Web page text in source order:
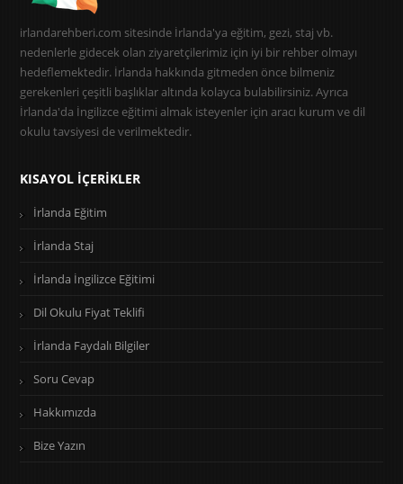
irlandarehberi.com sitesinde İrlanda'ya eğitim, gezi, staj vb.
nedenlerle gidecek olan ziyaretçilerimiz için iyi bir rehber olmayı
hedeflemektedir. İrlanda hakkında gitmeden önce bilmeniz
gerekenleri çeşitli başlıklar altında kolayca bulabilirsiniz. Ayrıca
İrlanda'da İngilizce eğitimi almak isteyenler için aracı kurum ve dil
okulu tavsiyesi de verilmektedir.
KISAYOL İÇERIKLER
İrlanda Eğitim
İrlanda Staj
İrlanda İngilizce Eğitimi
Dil Okulu Fiyat Teklifi
İrlanda Faydalı Bilgiler
Soru Cevap
Hakkımızda
Bize Yazın